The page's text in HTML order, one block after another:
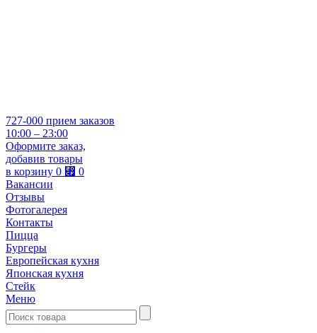
727-000 прием заказов
10:00 – 23:00
Оформите заказ,
добавив товары
в корзину 0 ⃏ 0
Вакансии
Отзывы
Фотогалерея
Контакты
Пицца
Бургеры
Европейская кухня
Японская кухня
Стейк
Меню